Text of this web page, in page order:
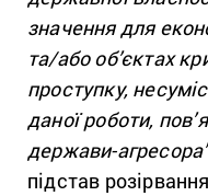
значення для
та/або об’єктах
проступку,
даної роботи,
держави-
підстав